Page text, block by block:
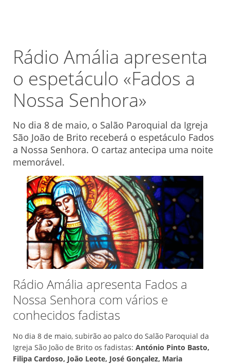
Rádio Amália apresenta
o espetáculo «Fados a
Nossa Senhora»
No dia 8 de maio, o Salão Paroquial da Igreja
São João de Brito receberá o espetáculo Fados
a Nossa Senhora. O cartaz antecipa uma noite
memorável.
Rádio Amália apresenta Fados a
Nossa Senhora com vários e
conhecidos fadistas
No dia 8 de maio, subirão ao palco do Salão Paroquial da
Igreja São João de Brito os fadistas: António Pinto Basto,
Filipa Cardoso, João Leote, José Gonçalez, Maria